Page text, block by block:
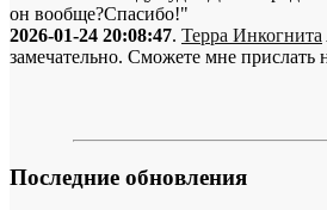
он вообще?Спасибо!"
2026-01-24 20:08:47. Терра Инкогнита
замечательно. Сможете мне прислать
Последние обновления